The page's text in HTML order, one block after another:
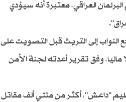
العراقي، معتبرة أنه سيؤدي
إلى التريث قبل التصويت على
وفق تقرير أعدته لجنة الأمن
لمواجهة تنظيم "داعش"، أكثر من مئتي ألف مقاتل